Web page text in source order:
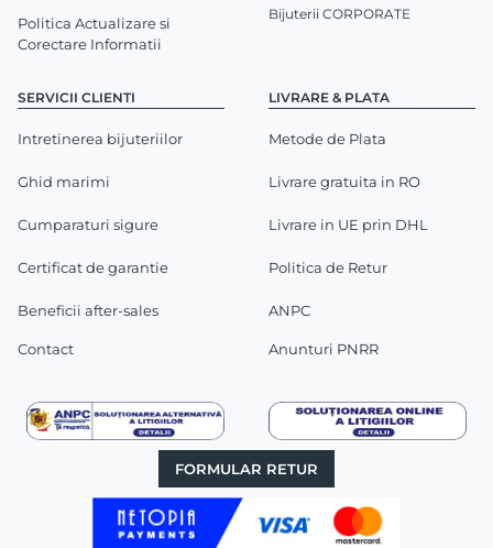
Politica Actualizare si
Corectare Informatii
SERVICII CLIENTI
Intretinerea bijuteriilor
Ghid marimi
Cumparaturi sigure
Certificat de garantie
Beneficii after-sales
Contact
LIVRARE & PLATA
Metode de Plata
Livrare gratuita in RO
Livrare in UE prin DHL
Politica de Retur
ANPC
Anunturi PNRR
Bijuterii CORPORATE
FORMULAR RETUR